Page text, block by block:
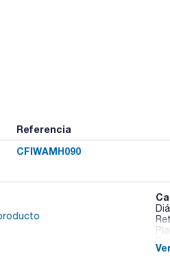
Referencia
CFIWAMH090